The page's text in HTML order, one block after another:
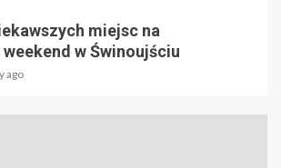
miejsc na
w Świnoujściu
ago